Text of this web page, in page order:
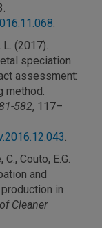
.
L. (2017).
speciation
assessment:
method.
582, 117–
.
Couto, E.G.
and
in
Cleaner